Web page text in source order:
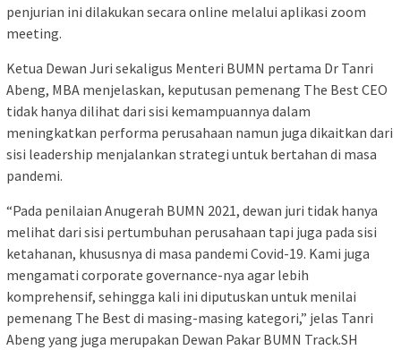
penjurian ini dilakukan secara online melalui aplikasi zoom
meeting.
Ketua Dewan Juri sekaligus Menteri BUMN pertama Dr Tanri
Abeng, MBA menjelaskan, keputusan pemenang The Best CEO
tidak hanya dilihat dari sisi kemampuannya dalam
meningkatkan performa perusahaan namun juga dikaitkan dari
sisi leadership menjalankan strategi untuk bertahan di masa
pandemi.
“Pada penilaian Anugerah BUMN 2021, dewan juri tidak hanya
melihat dari sisi pertumbuhan perusahaan tapi juga pada sisi
ketahanan, khususnya di masa pandemi Covid-19. Kami juga
mengamati corporate governance-nya agar lebih
komprehensif, sehingga kali ini diputuskan untuk menilai
pemenang The Best di masing-masing kategori,” jelas Tanri
Abeng yang juga merupakan Dewan Pakar BUMN Track.SH